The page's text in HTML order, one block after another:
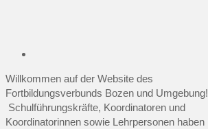
Willkommen auf der Website des
Fortbildungsverbunds Bozen und Umgebung!
Schulführungskräfte, Koordinatoren und
Koordinatorinnen sowie Lehrpersonen haben